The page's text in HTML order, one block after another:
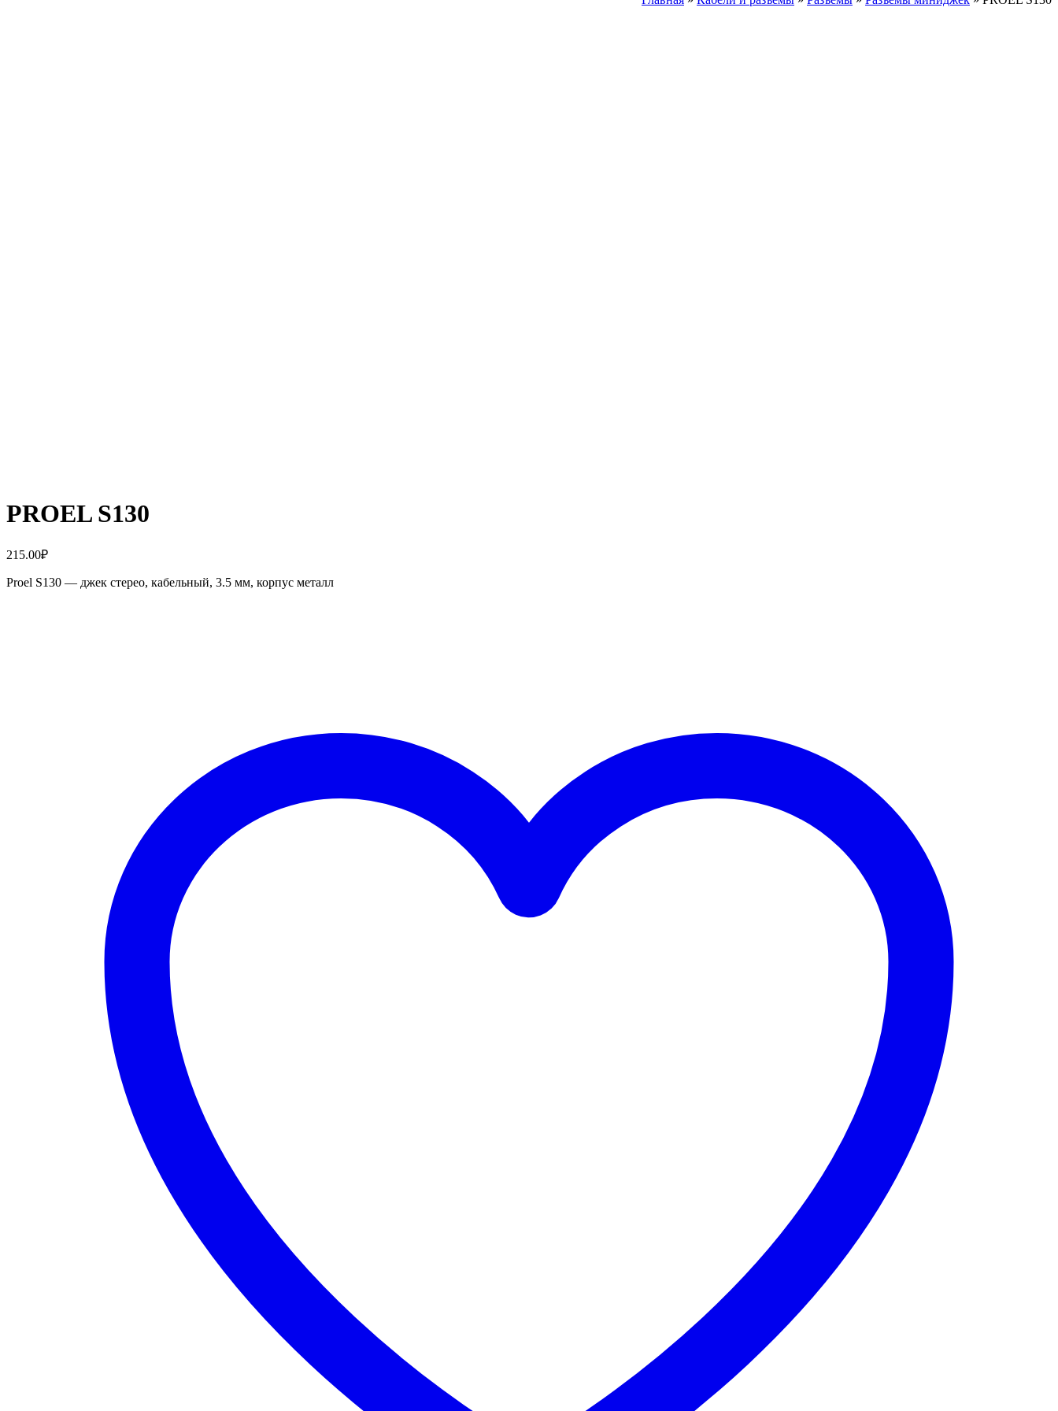
PROEL S130
215.00₽
Proel S130 — джек стерео, кабельный, 3.5 мм, корпус металл